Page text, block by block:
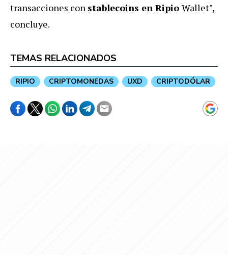
transacciones con stablecoins en Ripio Wallet",
concluye.
TEMAS RELACIONADOS
RIPIO CRIPTOMONEDAS UXD CRIPTODÓLAR